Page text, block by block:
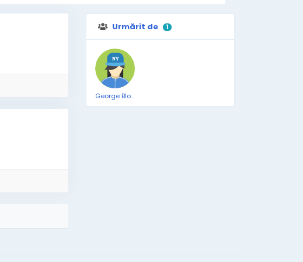
Urmărit de 1
George Blog